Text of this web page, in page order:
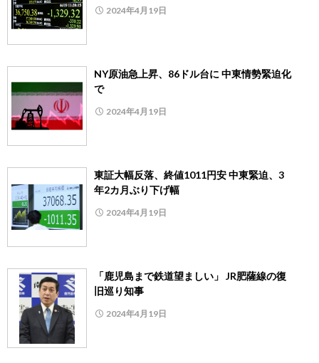
2024年4月19日
NY原油急上昇、86ドル台に 中東情勢緊迫化
で
2024年4月19日
東証大幅反落、終値1011円安 中東緊迫、3
年2カ月ぶり下げ幅
2024年4月19日
「鹿児島まで鉄道望ましい」 JR肥薩線の復
旧巡り知事
2024年4月19日